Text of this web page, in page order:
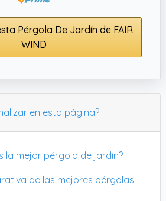
Pérgola De Jardín de FAIR
WIND
en esta página?
la mejor pérgola de jardín?
de las mejores pérgolas